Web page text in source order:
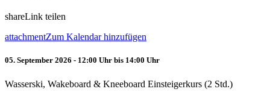
shareLink teilen
attachmentZum Kalendar hinzufügen
05. September 2026 - 12:00 Uhr bis 14:00 Uhr
Wasserski, Wakeboard & Kneeboard Einsteigerkurs (2 Std.)